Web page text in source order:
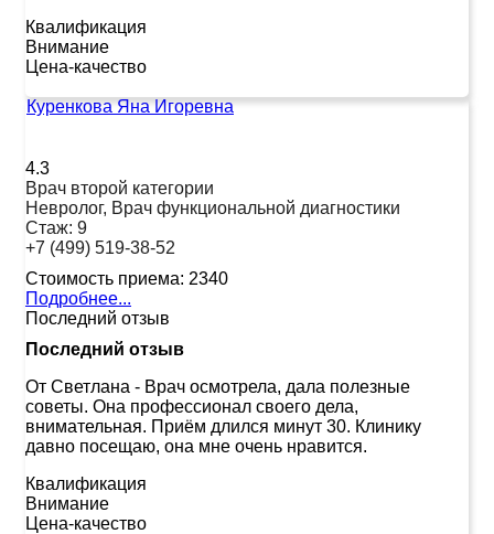
Квалификация
Внимание
Цена-качество
Куренкова Яна Игоревна
4.3
Врач второй категории
Невролог, Врач функциональной диагностики
Стаж: 9
+7 (499) 519-38-52
Стоимость приема: 2340
Подробнее...
Последний отзыв
Последний отзыв
От Светлана - Врач осмотрела, дала полезные
советы. Она профессионал своего дела,
внимательная. Приём длился минут 30. Клинику
давно посещаю, она мне очень нравится.
Квалификация
Внимание
Цена-качество